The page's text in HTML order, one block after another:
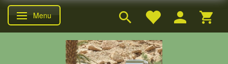
Skifte navigation
Menu